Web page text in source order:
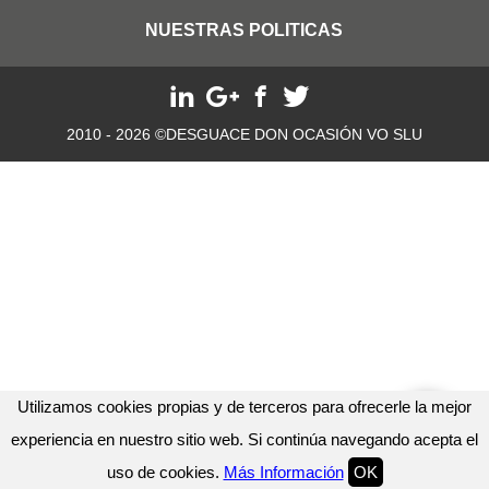
Utilizamos cookies propias y de terceros para ofrecerle la mejor
experiencia en nuestro sitio web. Si continúa navegando acepta el
uso de cookies. Más Información OK
NUESTRAS POLITICAS
2010 - 2026 ©DESGUACE DON OCASIÓN VO SLU